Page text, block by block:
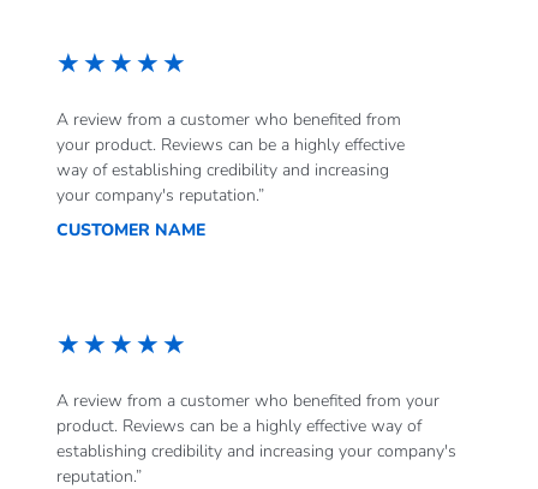
★ ★ ★ ★ ★
A review from a customer who benefited from
your product. Reviews can be a highly effective
way of establishing credibility and increasing
your company's reputation.”
CUSTOMER NAME
★ ★ ★ ★ ★
A review from a customer who benefited from your
product. Reviews can be a highly effective way of
establishing credibility and increasing your company's
reputation.”